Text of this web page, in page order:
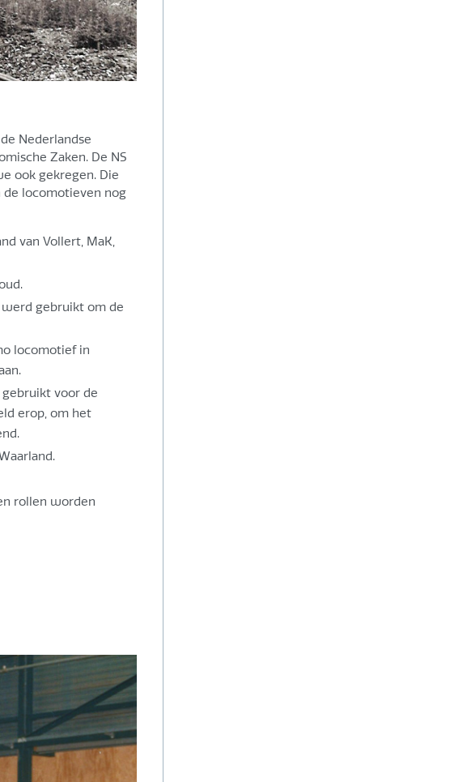
Nederlandse
Zaken. De NS
ook gekregen. Die
de locomotieven nog
van Vollert, MaK,
gebruikt om de
locomotief in
voor de
erop, om het
rollen worden